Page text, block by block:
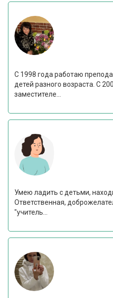
С 1998 года работаю
детей разного возраста. С
заместителе...
Умею ладить с детьми,
Ответственная,
"учитель...